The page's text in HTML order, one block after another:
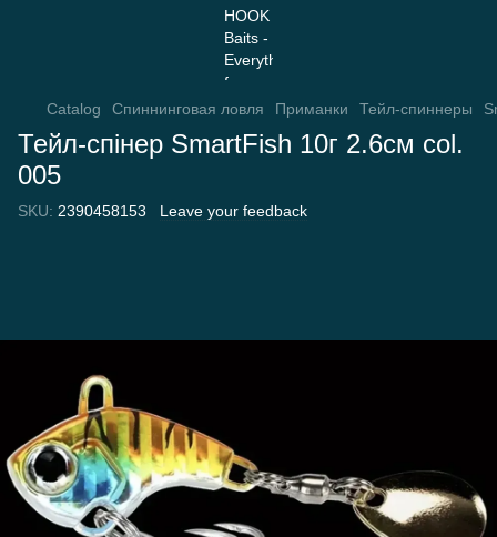
Catalog Спиннинговая ловля Приманки Тейл-спиннеры
Тейл-спінер SmartFish 10г 2.6см col.
005
SKU: 2390458153 Leave your feedback